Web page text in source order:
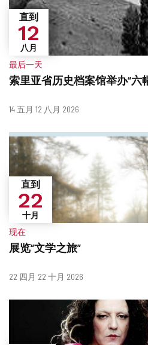
索里亚省历史档案馆举办“六
直到
12
八月
什
候？
最后一天
日
14 五月 12 八月 2026
展览“文学之旅”
直到
22
十月
什
现在
日
22 四月 22 十月 2026